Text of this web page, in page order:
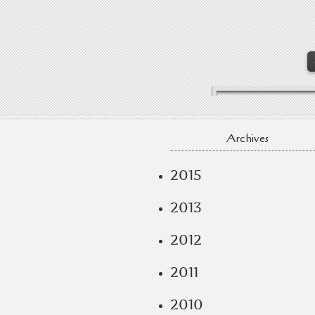
Archives
2015
2013
2012
2011
2010